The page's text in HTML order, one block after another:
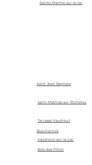
Sainte-Marthe-sur-le-lac
Saint-Jean-Baptiste
Saint-Mathias-sur-Richelieu
Terrasse-Vaudreuil
Vaudreuil-sur-le-Lac
Beauharnois
Bois-des-Fillion